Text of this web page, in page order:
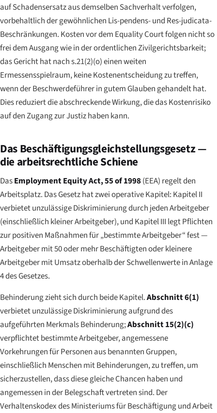
auf Schadensersatz aus demselben Sachverhalt verfolgen,
vorbehaltlich der gewöhnlichen Lis-pendens- und Res-judicata-
Beschränkungen. Kosten vor dem Equality Court folgen nicht so
frei dem Ausgang wie in der ordentlichen Zivilgerichtsbarkeit;
das Gericht hat nach s.21(2)(o) einen weiten
Ermessensspielraum, keine Kostenentscheidung zu treffen,
wenn der Beschwerdeführer in gutem Glauben gehandelt hat.
Dies reduziert die abschreckende Wirkung, die das Kostenrisiko
auf den Zugang zur Justiz haben kann.
Das Beschäftigungsgleichstellungsgesetz —
die arbeitsrechtliche Schiene
DasEmployment Equity Act, 55 of 1998(EEA) regelt den
Arbeitsplatz. Das Gesetz hat zwei operative Kapitel: Kapitel II
verbietet unzulässige Diskriminierung durch jeden Arbeitgeber
(einschließlich kleiner Arbeitgeber), und Kapitel III legt Pflichten
zur positiven Maßnahmen für „bestimmte Arbeitgeber“ fest —
Arbeitgeber mit 50 oder mehr Beschäftigten oder kleinere
Arbeitgeber mit Umsatz oberhalb der Schwellenwerte in Anlage
4 des Gesetzes.
Behinderung zieht sich durch beide Kapitel.Abschnitt 6(1)
verbietet unzulässige Diskriminierung aufgrund des
aufgeführten Merkmals Behinderung;Abschnitt 15(2)(c)
verpflichtet bestimmte Arbeitgeber, angemessene
Vorkehrungen für Personen aus benannten Gruppen,
einschließlich Menschen mit Behinderungen, zu treffen, um
sicherzustellen, dass diese gleiche Chancen haben und
angemessen in der Belegschaft vertreten sind. Der
Verhaltenskodex des Ministeriums für Beschäftigung und Arbeit